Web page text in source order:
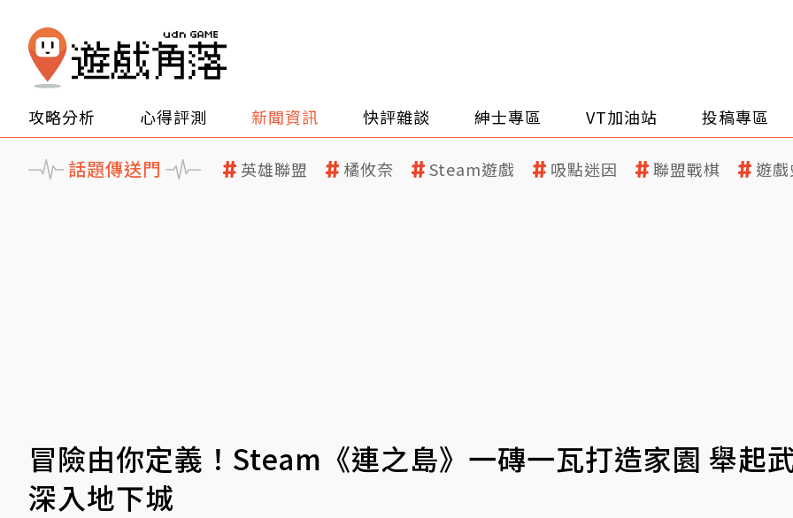
攻略分析 心得評測 新聞資訊 快評雜談 紳士專區 VT加油站 投稿專區
話題傳送門 英雄聯盟 橘攸奈 Steam遊戲 吸點迷因 聯盟戰棋 遊
冒險由你定義！Steam《連之島》一磚一瓦打造家園 舉起
深入地下城